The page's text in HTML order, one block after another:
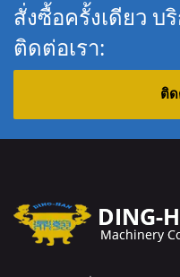
สั่งซื้อครั้งเดียว
ติดต่อเรา:
ติด